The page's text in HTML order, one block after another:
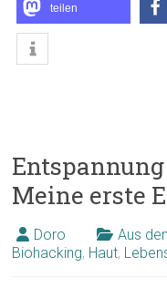
teilen
Meine erste
Doro Aus
Biohacking, Haut,